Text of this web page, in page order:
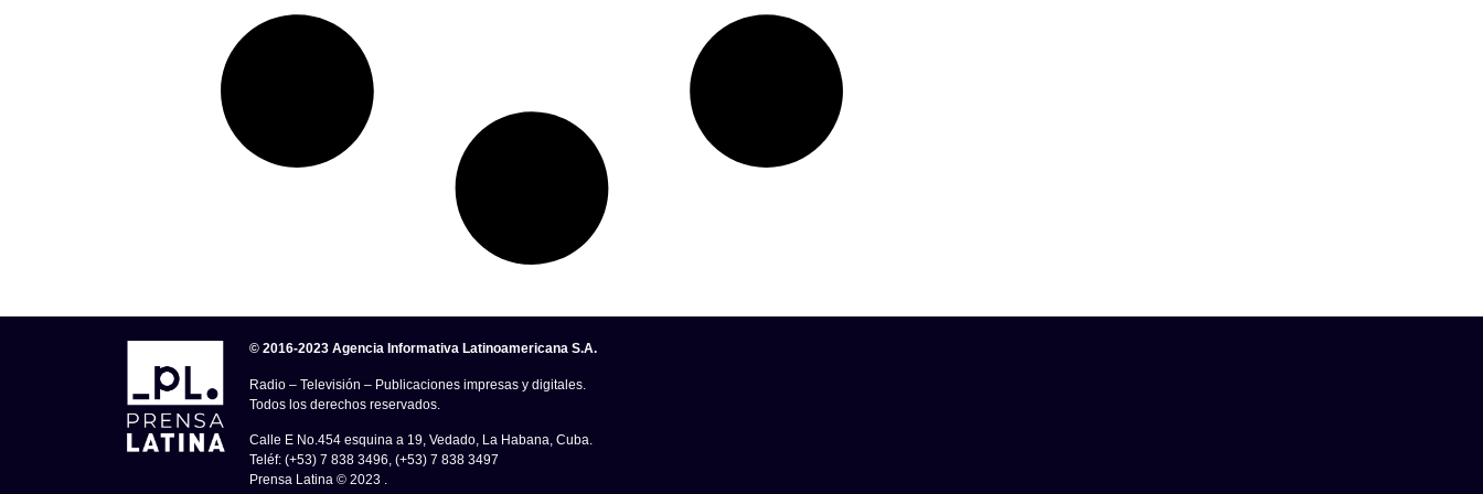
© 2016-2023 Agencia Informativa Latinoamericana S.A.
Radio – Televisión – Publicaciones impresas y digitales.
Todos los derechos reservados.
Calle E No.454 esquina a 19, Vedado, La Habana, Cuba.
Teléf: (+53) 7 838 3496, (+53) 7 838 3497
Prensa Latina © 2023 .